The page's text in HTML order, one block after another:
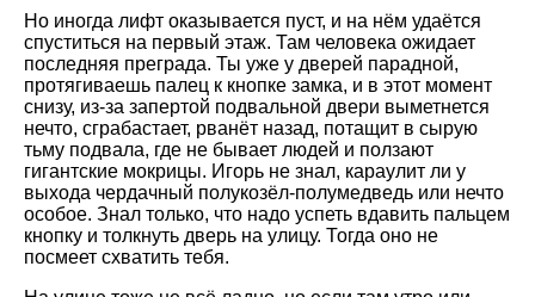
Но иногда лифт оказывается пуст, и на нём удаётся
спуститься на первый этаж. Там человека ожидает
последняя преграда. Ты уже у дверей парадной,
протягиваешь палец к кнопке замка, и в этот момент
снизу, из-за запертой подвальной двери выметнется
нечто, сграбастает, рванёт назад, потащит в сырую
тьму подвала, где не бывает людей и ползают
гигантские мокрицы. Игорь не знал, караулит ли у
выхода чердачный полукозёл-полумедведь или нечто
особое. Знал только, что надо успеть вдавить пальцем
кнопку и толкнуть дверь на улицу. Тогда оно не
посмеет схватить тебя.